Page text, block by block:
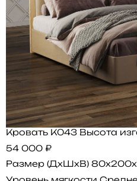
Кровать K043 Высота
54 000 ₽
Размер (ДхШхВ)